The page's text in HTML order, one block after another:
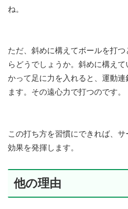
ね。
ただ、斜めに構えてボールを打
らどうでしょうか。斜めに構え
かって足に力を入れると、運動
ます。その遠心力で打つのです。
この打ち方を習慣にできれば、
効果を発揮します。
他の理由